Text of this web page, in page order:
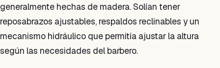
generalmente hechas de madera. Solían tener
reposabrazos ajustables, respaldos reclinables y un
mecanismo hidráulico que permitía ajustar la altura
según las necesidades del barbero.